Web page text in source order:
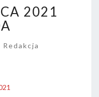
2021
Redakcja